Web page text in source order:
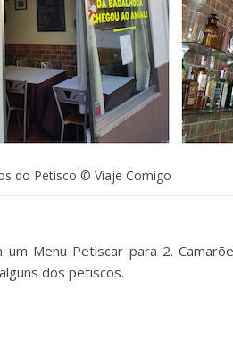
do Petisco © Viaje Comigo
Menu Petiscar para 2.
dos petiscos.